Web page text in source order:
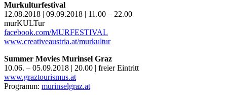
Murkulturfestival
12.08.2018 | 09.09.2018 | 11.00 – 22.00
murKULTur
facebook.com/MURFESTIVAL
www.creativeaustria.at/murkultur
Summer Movies Murinsel Graz
10.06. – 05.09.2018 | 20.00 | freier Eintritt
www.graztourismus.at
Programm: murinselgraz.at